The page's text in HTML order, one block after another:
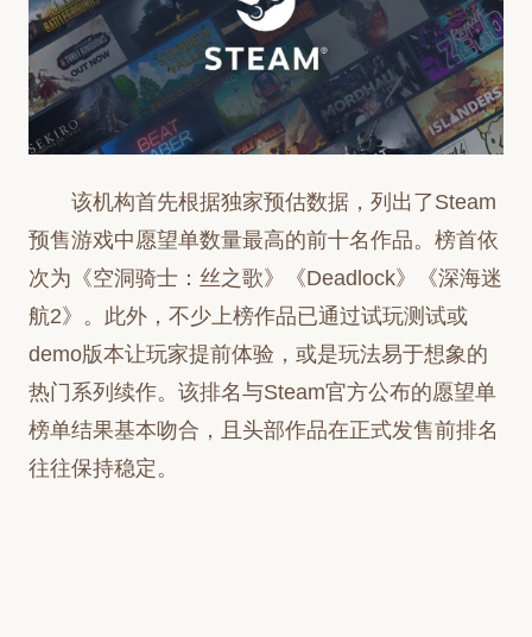
该机构首先根据独家预估数据，列出了Steam
预售游戏中愿望单数量最高的前十名作品。榜首依
次为《空洞骑士：丝之歌》《Deadlock》《深海迷
航2》。此外，不少上榜作品已通过试玩测试或
demo版本让玩家提前体验，或是玩法易于想象的
热门系列续作。该排名与Steam官方公布的愿望单
榜单结果基本吻合，且头部作品在正式发售前排名
往往保持稳定。